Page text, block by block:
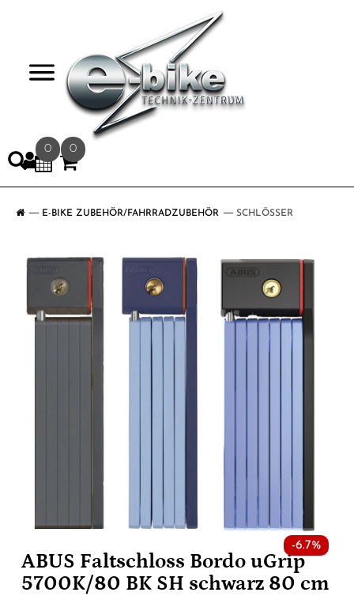
0 0
E-BIKE ZUBEHÖR/FAHRRADZUBEHÖR SCHLÖSSER
-6.7%
ABUS Faltschloss Bordo uGrip
5700K/80 BK SH schwarz 80 cm